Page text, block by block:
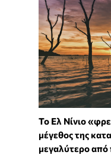
Το Ελ Νίνιο
μέγεθος της
μεγαλύτερο από